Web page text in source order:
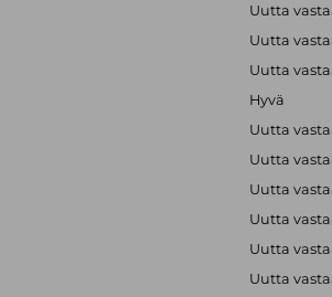
Uutta
Uutta
Uutta
Hyvä
Uutta
Uutta
Uutta
Uutta
Uutta
Uutta